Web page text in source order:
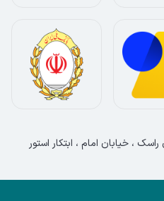
، خیابان امام ، ابتکار استور